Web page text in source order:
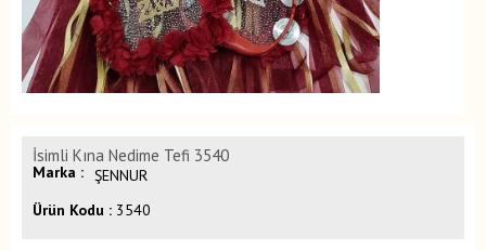
İsimli Kına Nedime Tefi 3540
Marka : ŞENNUR
Ürün Kodu : 3540